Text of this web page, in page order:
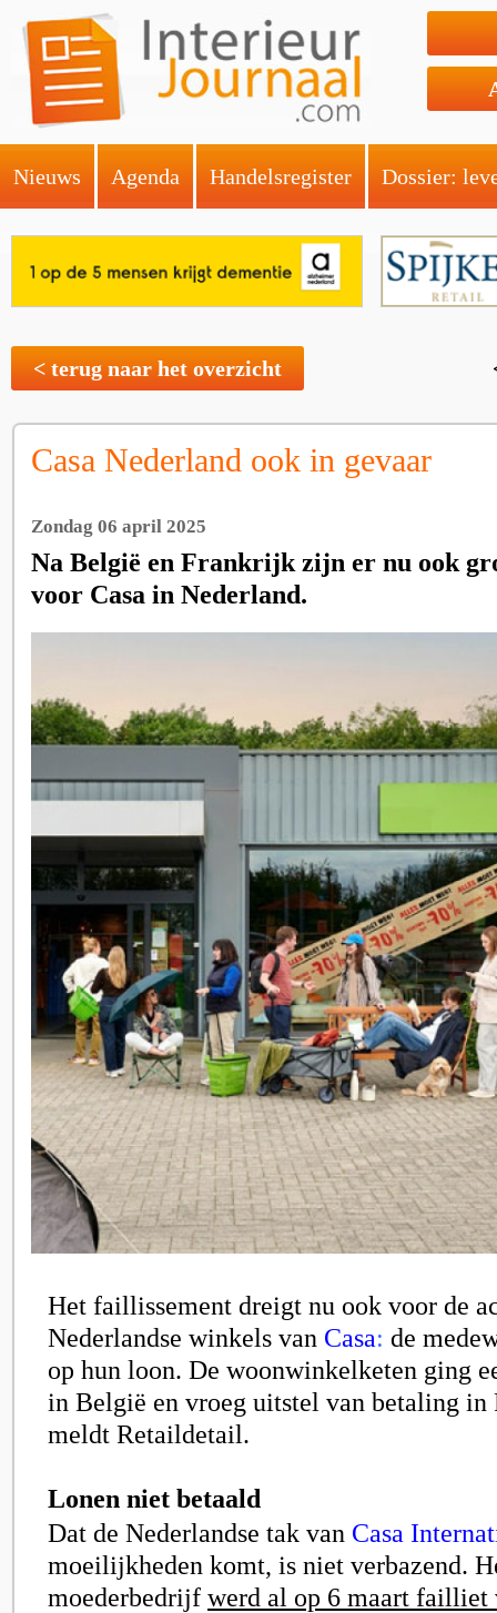
Nieuws Agenda Handelsregister Dossier:
< terug naar het overzicht
Casa Nederland ook in gevaar
Zondag 06 april 2025
Na België en Frankrijk zijn er nu ook
voor Casa in Nederland.
Het faillissement dreigt nu ook voor de
Nederlandse winkels van Casa: de
op hun loon. De woonwinkelketen ging
in België en vroeg uitstel van betaling
meldt Retaildetail.
Lonen niet betaald
Dat de Nederlandse tak van Casa
moeilijkheden komt, is niet verbazend.
moederbedrijf werd al op 6 maart failliet